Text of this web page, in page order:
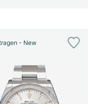
- New